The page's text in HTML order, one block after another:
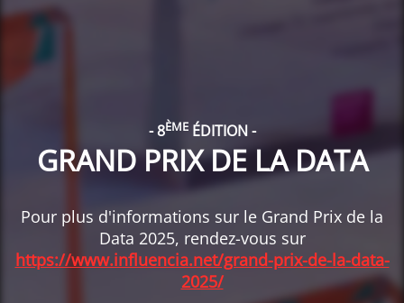
- 8ÈMEÉDITION -
GRAND PRIX DE LA DATA
Pour plus d'informations sur le Grand Prix de la
Data 2025, rendez-vous sur
https://www.influencia.net/grand-prix-de-la-data-
2025/